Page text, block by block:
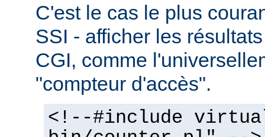
C'est le cas le plus
SSI - afficher les
CGI, comme
"compteur d'accès".
<!--#include